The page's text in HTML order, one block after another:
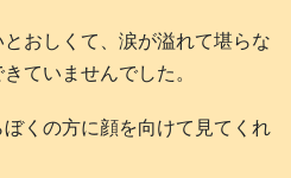
おしくて、涙が溢れて堪らな
ていませんでした。
くの方に顔を向けて見てくれ